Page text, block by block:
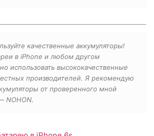
качественные аккумуляторы!
в iPhone и любом другом
использовать высококачественные
производителей. Я рекомендую
от проверенного мной
NOHON.